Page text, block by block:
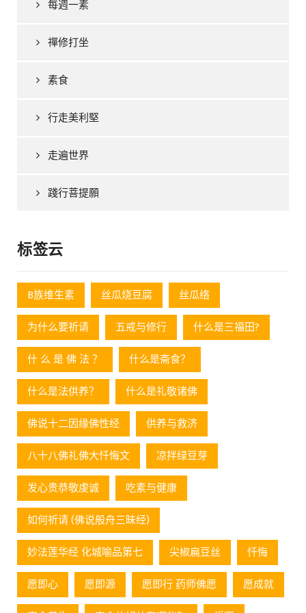
每週一素
禪修打坐
素食
行走美利堅
走遍世界
踐行菩提願
标签云
B族维生素 丝瓜烧豆腐 丝瓜络
为什么要祈请 五戒与修行 什么是三福田?
什 么 是 佛 法 ？ 什么是斋食？
什么是法供养？ 什么是礼敬诸佛
佛说十二因缘佛性经 供养与救济
八十八佛礼佛大忏悔文 凉拌绿豆芽
发心贵恭敬虔诚 吃素与健康
如何祈请 (佛说般舟三昧经)
妙法莲华经 化城喻品第七 尖椒扁豆丝 忏悔
愿即心 愿即源 愿即行 药师佛愿 愿成就